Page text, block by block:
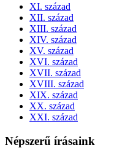
XI. század
XII. század
XIII. század
XIV. század
XV. század
XVI. század
XVII. század
XVIII. század
XIX. század
XX. század
XXI. század
Népszerű írásaink